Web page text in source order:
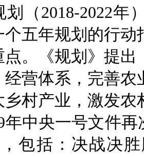
划（2018-2022年
个五年规划的行
点。《规划》提
经营体系，完善
乡村产业，激发农
央一号文件再
包括：决战决